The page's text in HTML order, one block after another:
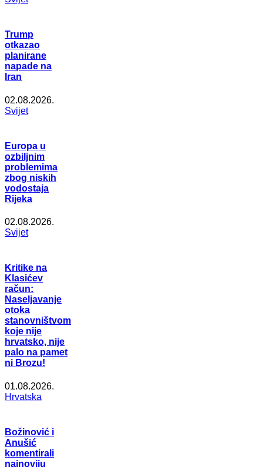
Trump
otkazao
planirane
napade na
Iran
02.08.2026.
Svijet
Europa u
ozbiljnim
problemima
zbog niskih
vodostaja
Rijeka
02.08.2026.
Svijet
Kritike na
Klasićev
račun:
Naseljavanje
otoka
stanovništvom
koje nije
hrvatsko, nije
palo na pamet
ni Brozu!
01.08.2026.
Hrvatska
Božinović i
Anušić
komentirali
najnoviju